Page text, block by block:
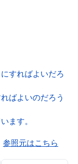
すればよいだろ
ばよいのだろう
ます。
参照元はこちら